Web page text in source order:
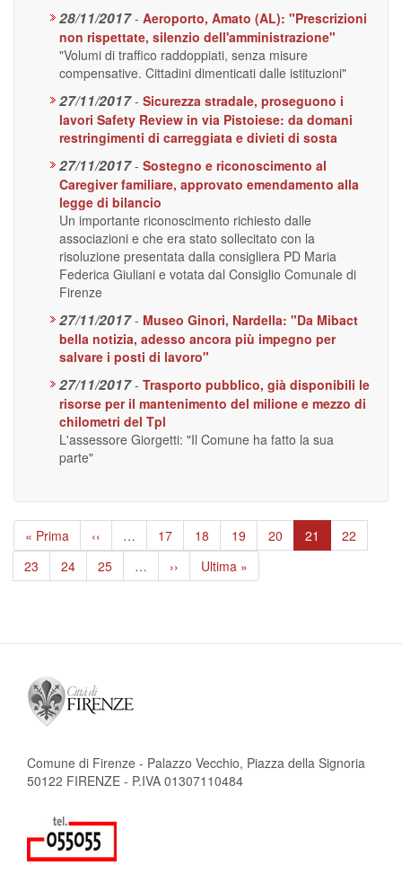
28/11/2017 - Aeroporto, Amato (AL): "Prescrizioni
non rispettate, silenzio dell'amministrazione"
"Volumi di traffico raddoppiati, senza misure
compensative. Cittadini dimenticati dalle istituzioni"
27/11/2017 - Sicurezza stradale, proseguono i
lavori Safety Review in via Pistoiese: da domani
restringimenti di carreggiata e divieti di sosta
27/11/2017 - Sostegno e riconoscimento al
Caregiver familiare, approvato emendamento alla
legge di bilancio
Un importante riconoscimento richiesto dalle
associazioni e che era stato sollecitato con la
risoluzione presentata dalla consigliera PD Maria
Federica Giuliani e votata dal Consiglio Comunale di
Firenze
27/11/2017 - Museo Ginori, Nardella: "Da Mibact
bella notizia, adesso ancora più impegno per
salvare i posti di lavoro"
27/11/2017 - Trasporto pubblico, già disponibili le
risorse per il mantenimento del milione e mezzo di
chilometri del Tpl
L'assessore Giorgetti: "Il Comune ha fatto la sua
parte"
Paginazione
Prima
pagina
« Prima
Pagina
precedente
‹‹ … Page
17 Page
18 Page
19 Page
20
Pagina
attuale
21 Page
22
Page
23 Page
24 Page
25 …
Pagina
successiva
››
Ultima
pagina
Ultima »
Comune di Firenze - Palazzo Vecchio, Piazza della Signoria
50122 FIRENZE - P.IVA 01307110484